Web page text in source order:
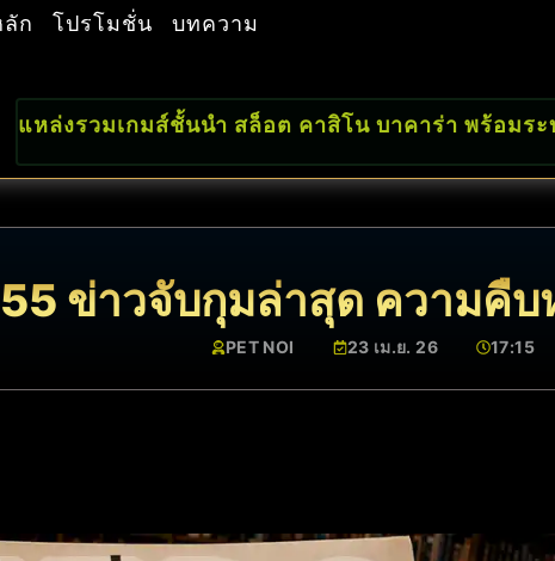
ก โปรโมชั่น บทความ
แหล่งรวมเกมส์ชั้นนำ สล็อต คาสิโน บาคาร่า พร้อมร
ข่าวจับกุมล่าสุด ความคื
PET NOI 23 เม.ย. 26 17:15